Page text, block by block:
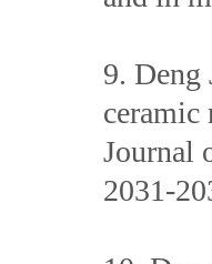
9. Deng
ceramic
Journal
2031-